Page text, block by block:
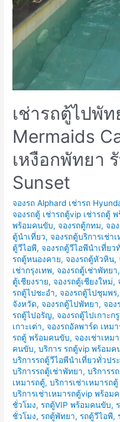
เช่ารถตู้ไปพั
Mermaids
เหงือกพัทยา
Sunset
จองรถ Alphard เช่ารถ
จองรถตู้ เช่ารถตู้vip เช่ารถตู้
พร้อมคนขับ,จองรถตู้กทม,จอ
ตู้นำเที่ยว,จองรถตู้บริการเช่า
ตู้วีไอพี,จองรถตู้วีไอพีนำเที่ยว
รถตู้หนองคาย,จองรถตู้หัวหิน,
เช่ากรุงเทพ,จองรถตู้เช่าพัทยา
ตู้เชียงราย,จองรถตู้เชียงใหม่,
รถตู้ไปชะอำ,จองรถตู้ไปชุมพร
จังหวัด,จองรถตู้ไปพัทยา,จอง
รถตู้ไปอรัญ,จองรถตู้ไปเกาะก
เกาะเต่า,จองรถอัลพาร์ด เหม
รถตู้ พร้อมคนขับ,จองเช่าเหม
คนขับ,บริการ รถตู้vip พร้อมค
บริการรถตู้วีไอพีนำเที่ยวทั่วปร
บริการรถตู้เช่าพัทยา,บริการร
เหมารถตู้,บริการเช่าเหมารถ
บริการเช่าเหมารถตู้vip พร้อม
ชั่วโมง,รถตู้VIP พร้อมคนขับ,
ชั่วโมง,รถตู้พัทยา,รถตู้วีไอพี,